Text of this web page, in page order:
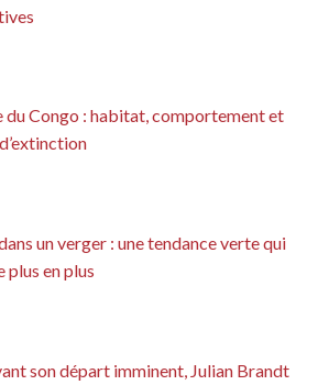
du Congo : habitat, comportement et
un verger : une tendance verte qui
plus en plus
son départ imminent, Julian Brandt